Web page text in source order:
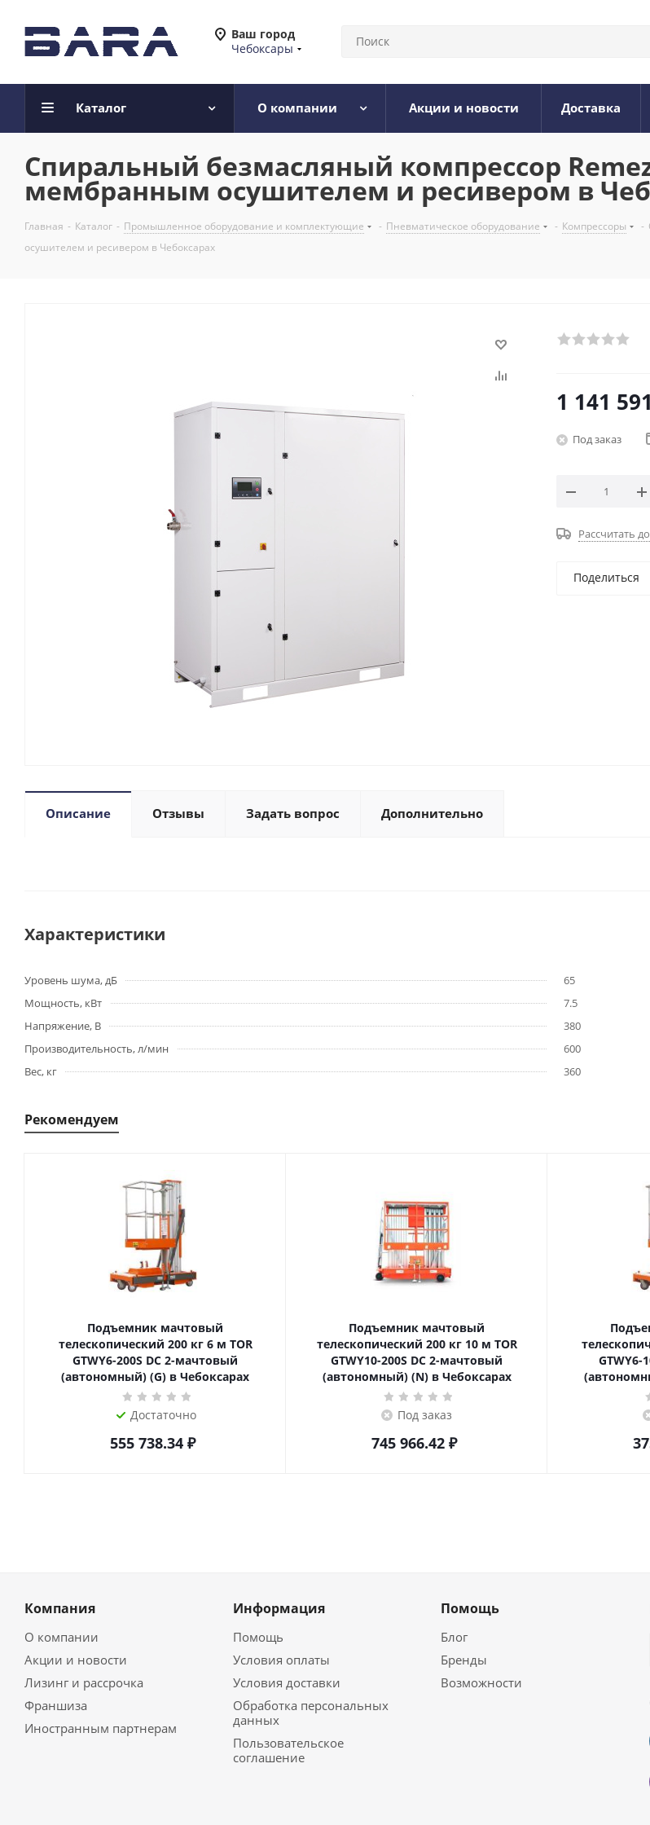
Ваш город
Чебоксары
Каталог О компании Акции и новости Доставка
Спиральный безмасляный компрессор
мембранным осушителем и ресивером в
Главная - Каталог - Промышленное оборудование и комплектующие - Пневматическое оборудование - Компрессоры -
осушителем и ресивером в Чебоксарах
1 141
Под заказ
Рассчитать
Поделиться
Описание Отзывы Задать вопрос Дополнительно
Характеристики
Уровень шума, дБ
65
Мощность, кВт
7.5
Напряжение, В
380
Производительность, л/мин
600
Вес, кг
360
Рекомендуем
Подъемник мачтовый
телескопический 200 кг 6 м TOR
GTWY6-200S DC 2-мачтовый
(автономный) (G) в Чебоксарах
Достаточно
555 738.34₽
Подъемник мачтовый
телескопический 200 кг 10 м TOR
GTWY10-200S DC 2-мачтовый
(автономный) (N) в Чебоксарах
Под заказ
745 966.42₽
GTWY6-
Компания
О компании
Акции и новости
Лизинг и рассрочка
Франшиза
Иностранным партнерам
Информация
Помощь
Условия оплаты
Условия доставки
Обработка персональных
данных
Пользовательское
соглашение
Помощь
Блог
Бренды
Возможности